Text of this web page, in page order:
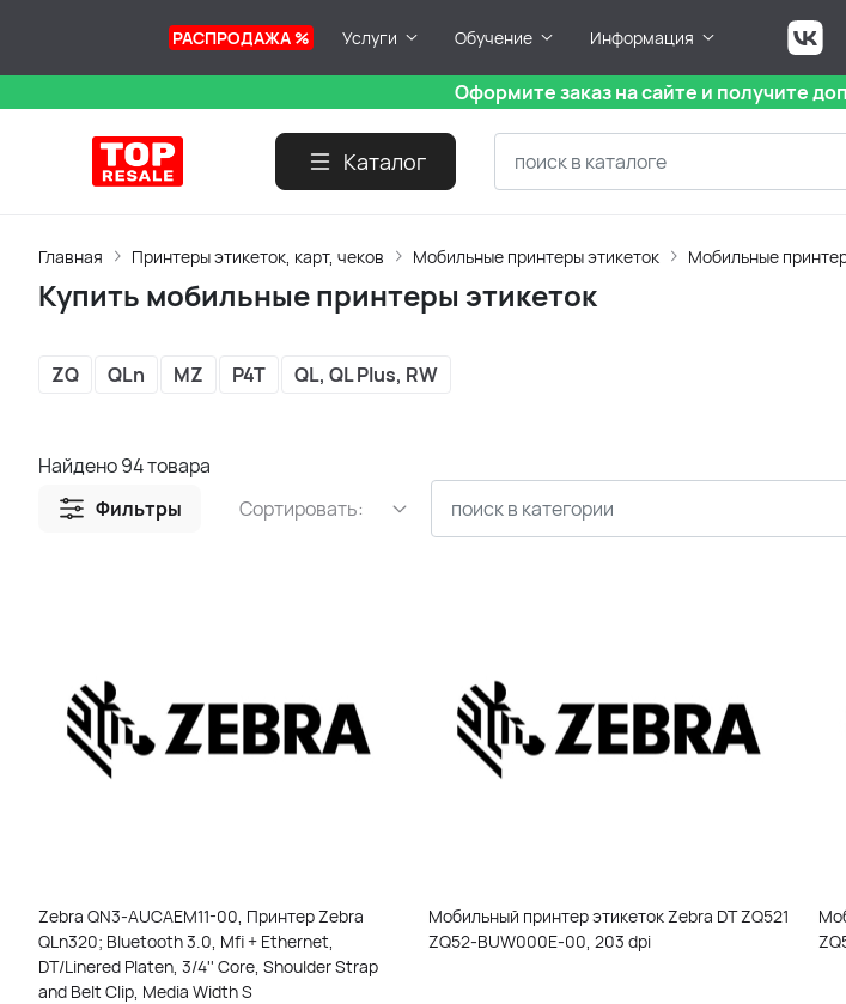
РАСПРОДАЖА % Услуги Обучение Информация
Оформите заказ на сайте и получите
Каталог
Главная Принтеры этикеток, карт, чеков Мобильные принтеры этикеток Мобильные
Купить мобильные принтеры этикеток
ZQ QLn MZ P4T QL, QL Plus, RW
Найдено 94 товара
Фильтры
Сортировать:
Zebra QN3-AUCAEM11-00, Принтер Zebra
QLn320; Bluetooth 3.0, Mfi + Ethernet,
DT/Linered Platen, 3/4'' Core, Shoulder Strap
and Belt Clip, Media Width S
Мобильный принтер этикеток Zebra DT ZQ521
ZQ52-BUW000E-00, 203 dpi